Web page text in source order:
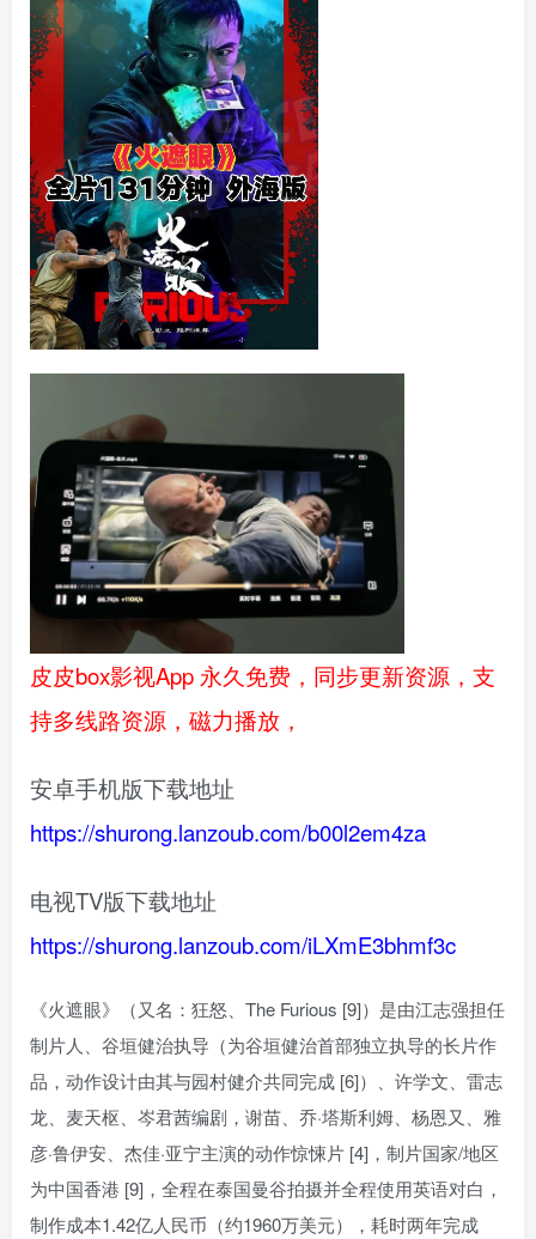
皮皮box影视App 永久免费，同步更新资源，支
持多线路资源，磁力播放，
安卓手机版下载地址
https://shurong.lanzoub.com/b00l2em4za
电视TV版下载地址
https://shurong.lanzoub.com/iLXmE3bhmf3c
《火遮眼》（又名：狂怒、The Furious [9]）是由江志强担任
制片人、谷垣健治执导（为谷垣健治首部独立执导的长片作
品，动作设计由其与园村健介共同完成 [6]）、许学文、雷志
龙、麦天枢、岑君茜编剧，谢苗、乔·塔斯利姆、杨恩又、雅
彦·鲁伊安、杰佳·亚宁主演的动作惊悚片 [4]，制片国家/地区
为中国香港 [9]，全程在泰国曼谷拍摄并全程使用英语对白，
制作成本1.42亿人民币（约1960万美元），耗时两年完成